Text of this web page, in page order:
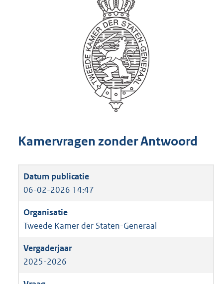
Kamervragen zonder Antwoord
06-02-2026 14:47
Tweede Kamer der Staten-Generaal
2025-2026